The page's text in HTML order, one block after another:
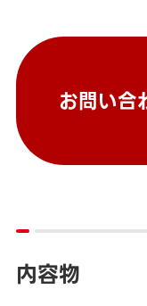
お問い合
内容物